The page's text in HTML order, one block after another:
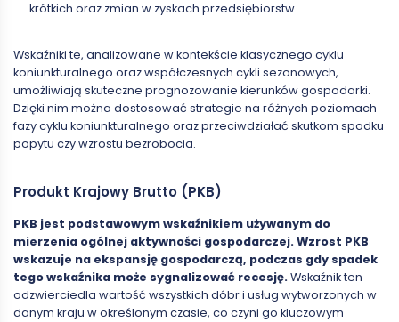
krótkich oraz zmian w zyskach przedsiębiorstw.
Wskaźniki te, analizowane w kontekście klasycznego cyklu
koniunkturalnego oraz współczesnych cykli sezonowych,
umożliwiają skuteczne prognozowanie kierunków gospodarki.
Dzięki nim można dostosować strategie na różnych poziomach
fazy cyklu koniunkturalnego oraz przeciwdziałać skutkom spadku
popytu czy wzrostu bezrobocia.
Produkt Krajowy Brutto (PKB)
PKB jest podstawowym wskaźnikiem używanym do
mierzenia ogólnej aktywności gospodarczej. Wzrost PKB
wskazuje na ekspansję gospodarczą, podczas gdy spadek
tego wskaźnika może sygnalizować recesję.Wskaźnik ten
odzwierciedla wartość wszystkich dóbr i usług wytworzonych w
danym kraju w określonym czasie, co czyni go kluczowym